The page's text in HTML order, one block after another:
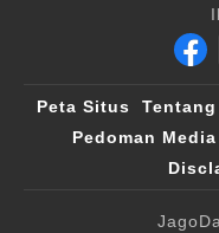
Peta Situs Tentang
Pedoman